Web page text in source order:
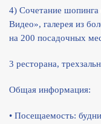
4) Сочетание
Видео», галерея из
на 200 посадочных
3 ресторана,
Общая информация:
• Посещаемость: